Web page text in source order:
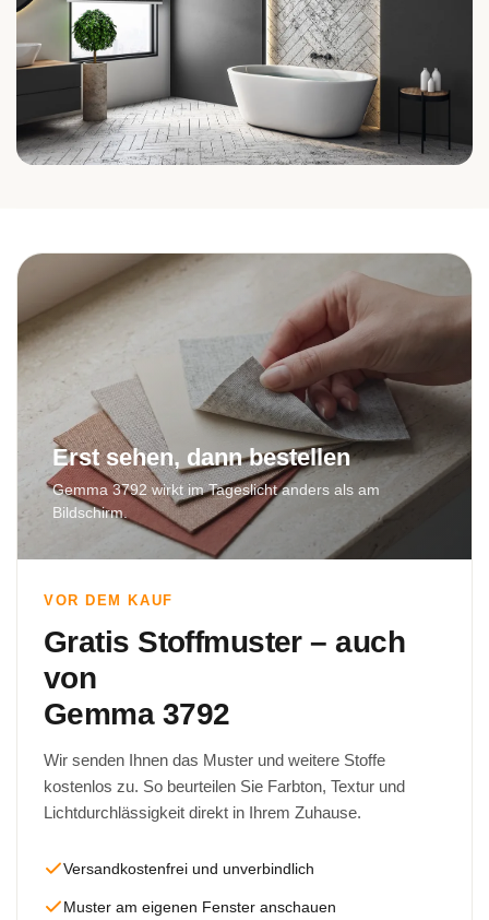
Erst sehen, dann bestellen
Gemma 3792 wirkt im Tageslicht anders als am
Bildschirm.
VOR DEM KAUF
Gratis Stoffmuster – auch
von
Gemma 3792
Wir senden Ihnen das Muster und weitere Stoffe
kostenlos zu. So beurteilen Sie Farbton, Textur und
Lichtdurchlässigkeit direkt in Ihrem Zuhause.
Versandkostenfrei und unverbindlich
Muster am eigenen Fenster anschauen